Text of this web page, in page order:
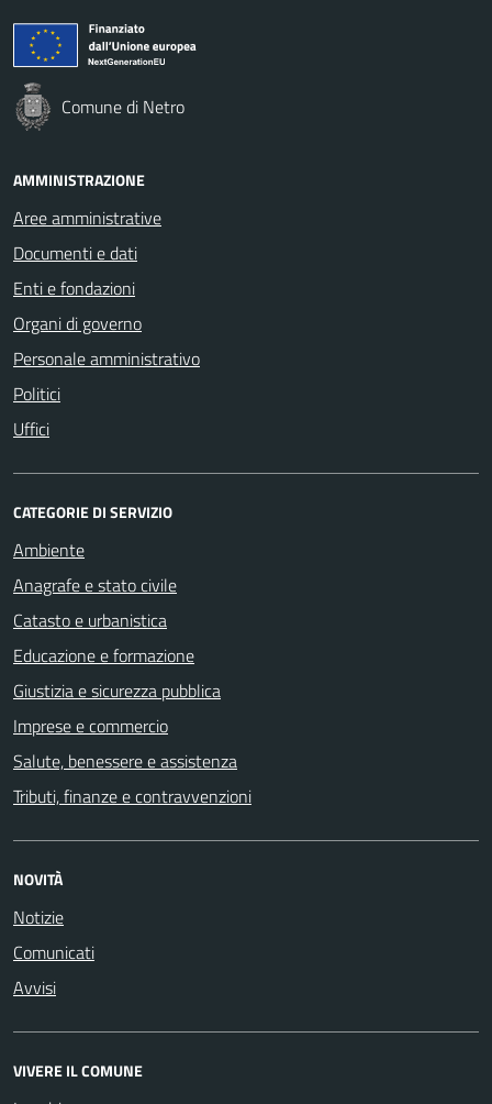
Comune di Netro
AMMINISTRAZIONE
Aree amministrative
Documenti e dati
Enti e fondazioni
Organi di governo
Personale amministrativo
Politici
Uffici
CATEGORIE DI SERVIZIO
Ambiente
Anagrafe e stato civile
Catasto e urbanistica
Educazione e formazione
Giustizia e sicurezza pubblica
Imprese e commercio
Salute, benessere e assistenza
Tributi, finanze e contravvenzioni
NOVITÀ
Notizie
Comunicati
Avvisi
VIVERE IL COMUNE